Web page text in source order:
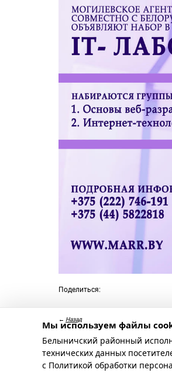
Поделиться:
← Назад
Мы используем файлы
Белыничский районный
технических данных
с Политикой обработки